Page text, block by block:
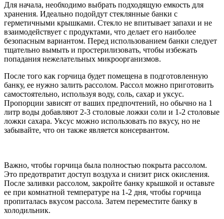
Для начала, необходимо выбрать подходящую емкость для
хранения. Идеально подойдут стеклянные банки с
герметичными крышками. Стекло не впитывает запахи и не
взаимодействует с продуктами, что делает его наиболее
безопасным вариантом. Перед использованием банки следует
тщательно вымыть и простерилизовать, чтобы избежать
попадания нежелательных микроорганизмов.
После того как горчица будет помещена в подготовленную
банку, ее нужно залить рассолом. Рассол можно приготовить
самостоятельно, используя воду, соль, сахар и уксус.
Пропорции зависят от ваших предпочтений, но обычно на 1
литр воды добавляют 2-3 столовые ложки соли и 1-2 столовые
ложки сахара. Уксус можно использовать по вкусу, но не
забывайте, что он также является консервантом.
Важно, чтобы горчица была полностью покрыта рассолом.
Это предотвратит доступ воздуха и снизит риск окисления.
После заливки рассолом, закройте банку крышкой и оставьте
ее при комнатной температуре на 1-2 дня, чтобы горчица
пропиталась вкусом рассола. Затем переместите банку в
холодильник.